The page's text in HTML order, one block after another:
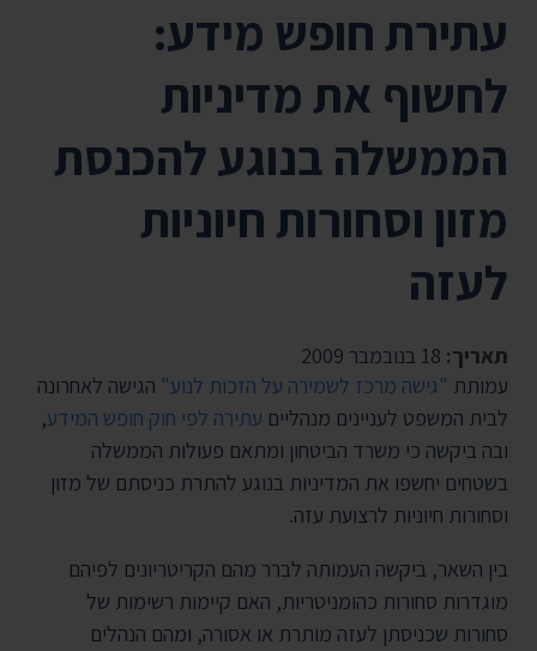
עתירת חופש מידע:
לחשוף את מדיניות
הממשלה בנוגע להכנסת
מזון וסחורות חיוניות
לעזה
תאריך:
עמותת "גישה מרכז לשמירה על הזכות לנוע" הגישה לאחרונה
לבית המשפט לעניינים מנהליים עתירה לפי חוק חופש המידע,
ובה ביקשה כי משרד הביטחון ומתאם פעולות הממשלה
בשטחים יחשפו את המדיניות בנוגע להתרת כניסתם של מזון
וסחורות חיוניות לרצועת עזה.
בין השאר, ביקשה העמותה לברר מהם הקריטריונים לפיהם
מוגדרות סחורות כהומניטריות, האם קיימות רשימות של
סחורות שכניסתן לעזה מותרת או אסורה, ומהם הנהלים